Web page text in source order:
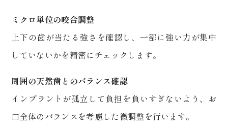
ミクロ単位の咬合調整
上下の歯が当たる強さを確認し、一部に強い力が集中
していないかを精密にチェックします。
周囲の天然歯とのバランス確認
インプラントが孤立して負担を負いすぎないよう、お
口全体のバランスを考慮した微調整を行います。